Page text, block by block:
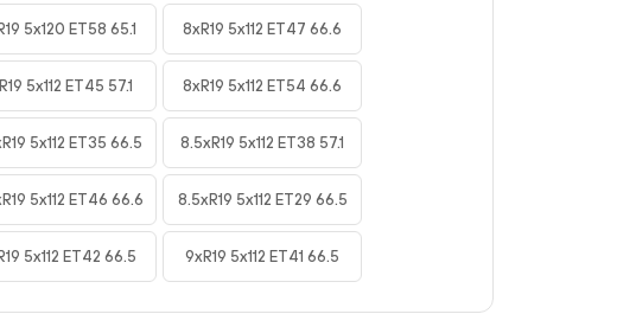
5x120 ET58 65.1 8xR19 5x112 ET47 66.6
5x112 ET45 57.1 8xR19 5x112 ET54 66.6
5x112 ET35 66.5 8.5xR19 5x112 ET38 57.1
5x112 ET46 66.6 8.5xR19 5x112 ET29 66.5
5x112 ET42 66.5 9xR19 5x112 ET41 66.5